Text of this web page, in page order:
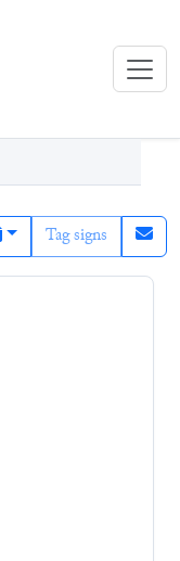
Tag signs